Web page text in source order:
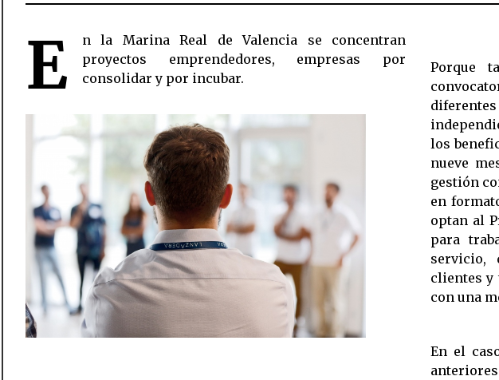
E
n la Marina Real de Valencia se concentran
proyectos emprendedores, empresas por
consolidar y por incubar.
Porque
los
nueve
gestión
en
optan al
para
servicio,
clientes y
con una
En el